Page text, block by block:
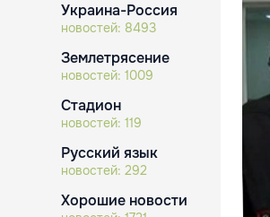
Украина-Россия
новостей: 8493
Землетрясение
новостей: 1009
Стадион
новостей: 119
Русский язык
новостей: 292
Хорошие новости